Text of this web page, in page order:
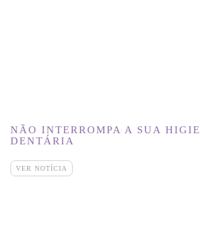
NÃO INTERROMPA A SUA
DENTÁRIA
VER NOTÍCIA